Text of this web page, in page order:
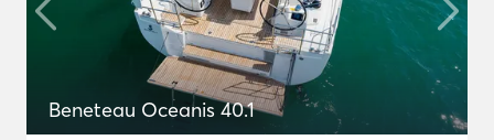
Beneteau Oceanis 40.1